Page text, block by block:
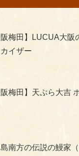
阪梅田】LUCUA大阪
イザー
阪梅田】天ぷら大吉
南方の伝説の鰻家（